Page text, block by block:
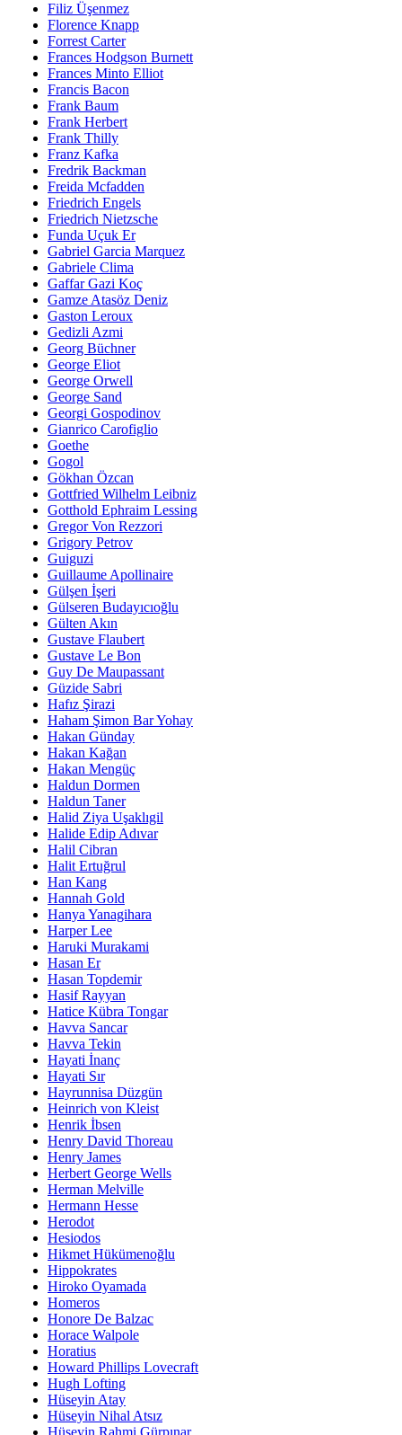
Filiz Üşenmez
Florence Knapp
Forrest Carter
Frances Hodgson Burnett
Frances Minto Elliot
Francis Bacon
Frank Baum
Frank Herbert
Frank Thilly
Franz Kafka
Fredrik Backman
Freida Mcfadden
Friedrich Engels
Friedrich Nietzsche
Funda Uçuk Er
Gabriel Garcia Marquez
Gabriele Clima
Gaffar Gazi Koç
Gamze Atasöz Deniz
Gaston Leroux
Gedizli Azmi
Georg Büchner
George Eliot
George Orwell
George Sand
Georgi Gospodinov
Gianrico Carofiglio
Goethe
Gogol
Gökhan Özcan
Gottfried Wilhelm Leibniz
Gotthold Ephraim Lessing
Gregor Von Rezzori
Grigory Petrov
Guiguzi
Guillaume Apollinaire
Gülşen İşeri
Gülseren Budayıcıoğlu
Gülten Akın
Gustave Flaubert
Gustave Le Bon
Guy De Maupassant
Güzide Sabri
Hafız Şirazi
Haham Şimon Bar Yohay
Hakan Günday
Hakan Kağan
Hakan Mengüç
Haldun Dormen
Haldun Taner
Halid Ziya Uşaklıgil
Halide Edip Adıvar
Halil Cibran
Halit Ertuğrul
Han Kang
Hannah Gold
Hanya Yanagihara
Harper Lee
Haruki Murakami
Hasan Er
Hasan Topdemir
Hasif Rayyan
Hatice Kübra Tongar
Havva Sancar
Havva Tekin
Hayati İnanç
Hayati Sır
Hayrunnisa Düzgün
Heinrich von Kleist
Henrik İbsen
Henry David Thoreau
Henry James
Herbert George Wells
Herman Melville
Hermann Hesse
Herodot
Hesiodos
Hikmet Hükümenoğlu
Hippokrates
Hiroko Oyamada
Homeros
Honore De Balzac
Horace Walpole
Horatius
Howard Phillips Lovecraft
Hugh Lofting
Hüseyin Atay
Hüseyin Nihal Atsız